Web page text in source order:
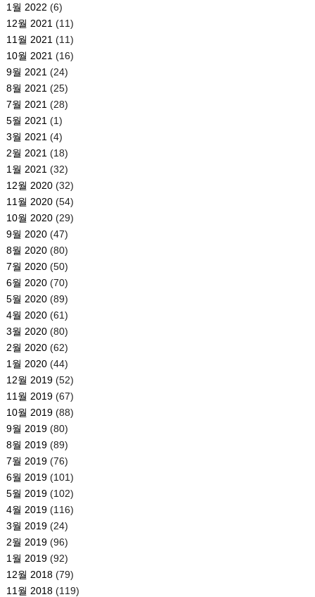
1월 2022 (6)
12월 2021 (11)
11월 2021 (11)
10월 2021 (16)
9월 2021 (24)
8월 2021 (25)
7월 2021 (28)
5월 2021 (1)
3월 2021 (4)
2월 2021 (18)
1월 2021 (32)
12월 2020(32)
11월 2020(54)
10월 2020(29)
9월 2020(47)
8월 2020(80)
7월 2020(50)
6월 2020(70)
5월 2020(89)
4월 2020(61)
3월 2020(80)
2월 2020(62)
1월 2020(44)
12월 2019(52)
11월 2019(67)
10월 2019(88)
9월 2019(80)
8월 2019(89)
7월 2019(76)
6월 2019(101)
5월 2019(102)
4월 2019(116)
3월 2019(24)
2월 2019(96)
1월 2019(92)
12월 2018(79)
11월 2018(119)